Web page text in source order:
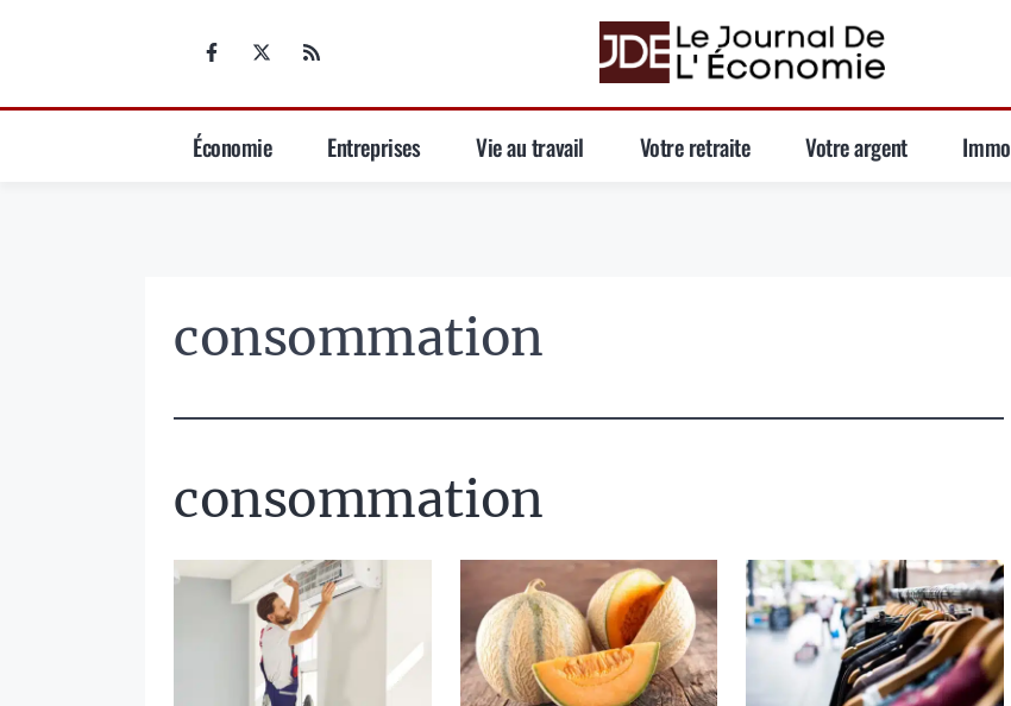
Économie Entreprises Vie au travail Votre retraite Votre argent Immo
consommation
consommation